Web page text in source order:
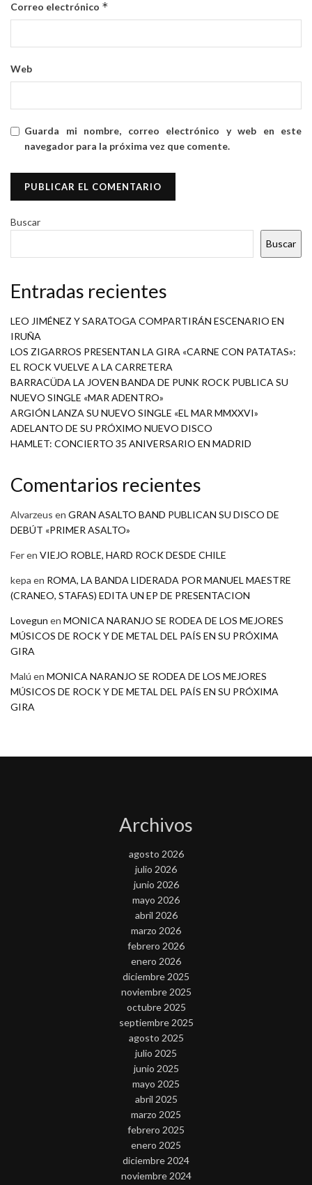
Correo electrónico *
Web
Guarda mi nombre, correo electrónico y web en este
navegador para la próxima vez que comente.
Buscar
Buscar
Entradas recientes
LEO JIMÉNEZ Y SARATOGA COMPARTIRÁN ESCENARIO EN
IRUÑA
LOS ZIGARROS PRESENTAN LA GIRA «CARNE CON PATATAS»:
EL ROCK VUELVE A LA CARRETERA
BARRACÜDA LA JOVEN BANDA DE PUNK ROCK PUBLICA SU
NUEVO SINGLE «MAR ADENTRO»
ARGIÓN LANZA SU NUEVO SINGLE «EL MAR MMXXVI»
ADELANTO DE SU PRÓXIMO NUEVO DISCO
HAMLET: CONCIERTO 35 ANIVERSARIO EN MADRID
Comentarios recientes
Alvarzeus en GRAN ASALTO BAND PUBLICAN SU DISCO DE
DEBÚT «PRIMER ASALTO»
Feren VIEJO ROBLE, HARD ROCK DESDE CHILE
kepa en ROMA, LA BANDA LIDERADA POR MANUEL MAESTRE
(CRANEO, STAFAS) EDITA UN EP DE PRESENTACION
Lovegun en MONICA NARANJO SE RODEA DE LOS MEJORES
MÚSICOS DE ROCK Y DE METAL DEL PAÍS EN SU PRÓXIMA
GIRA
Malú en MONICA NARANJO SE RODEA DE LOS MEJORES
MÚSICOS DE ROCK Y DE METAL DEL PAÍS EN SU PRÓXIMA
GIRA
Archivos
agosto 2026
julio 2026
junio 2026
mayo 2026
abril 2026
marzo 2026
febrero 2026
enero 2026
diciembre 2025
noviembre 2025
octubre 2025
septiembre 2025
agosto 2025
julio 2025
junio 2025
mayo 2025
abril 2025
marzo 2025
febrero 2025
enero 2025
diciembre 2024
noviembre 2024